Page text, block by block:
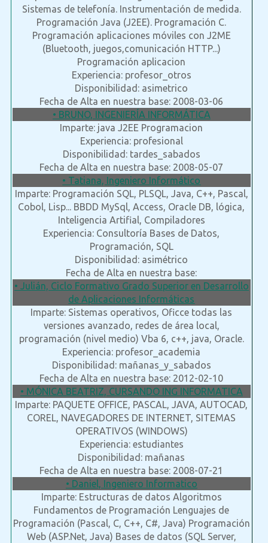
Sistemas de telefonía. Instrumentación de medida.
Programación Java (J2EE). Programación C.
Programación aplicaciones móviles con J2ME
(Bluetooth, juegos,comunicación HTTP...)
Programación aplicacion
Experiencia: profesor_otros
Disponibilidad: asimetrico
Fecha de Alta en nuestra base: 2008-03-06
• BRUNO, INGENIERÍA INFORMÁTICA
Imparte: java J2EE Programacion
Experiencia: profesional
Disponibilidad: tardes_sabados
Fecha de Alta en nuestra base: 2008-05-07
• Tatiana, Ingeniero Informático
Imparte: Programación SQL, PLSQL, Java, C++, Pascal,
Cobol, Lisp... BBDD MySql, Access, Oracle DB, lógica,
Inteligencia Artifial, Compiladores
Experiencia: Consultoría Bases de Datos,
Programación, SQL
Disponibilidad: asimétrico
Fecha de Alta en nuestra base:
• Julián, Ciclo Formativo Grado Superior en Desarrollo
de Aplicaciones Informáticas
Imparte: Sistemas operativos, Oficce todas las
versiones avanzado, redes de área local,
programación (nivel medio) Vba 6, c++, java, Oracle.
Experiencia: profesor_academia
Disponibilidad: mañanas_y_sabados
Fecha de Alta en nuestra base: 2012-02-10
• MÓNICA BEATRIZ, CURSANDO ING INFORMATICA
Imparte: PAQUETE OFFICE, PASCAL, JAVA, AUTOCAD,
COREL, NAVEGADORES DE INTERNET, SITEMAS
OPERATIVOS (WINDOWS)
Experiencia: estudiantes
Disponibilidad: mañanas
Fecha de Alta en nuestra base: 2008-07-21
• Daniel, Ingeniero Informatico
Imparte: Estructuras de datos Algoritmos
Fundamentos de Programación Lenguajes de
Programación (Pascal, C, C++, C#, Java) Programación
Web (ASP.Net, Java) Bases de datos (SQL Server,